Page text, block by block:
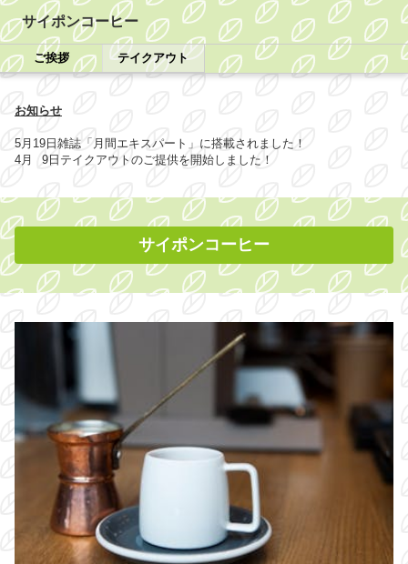
サイポンコーヒー
ご挨拶 テイクアウト
お知らせ
5月19日雑誌「月間エキスパート」に搭載されました！
4月 9日テイクアウトのご提供を開始しました！
サイポンコーヒー